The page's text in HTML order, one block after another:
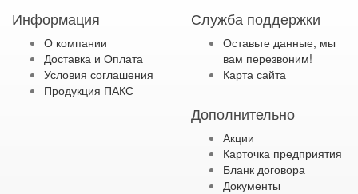
Информация
О компании
Доставка и Оплата
Условия соглашения
Продукция ПАКС
Служба поддержки
Оставьте данные, мы
вам перезвоним!
Карта сайта
Дополнительно
Акции
Карточка предприятия
Бланк договора
Документы